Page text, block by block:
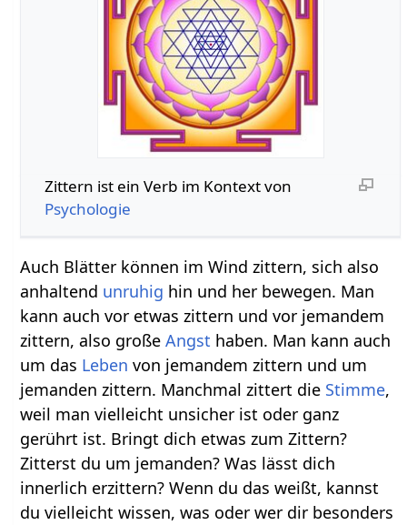
Zittern‏‎ ist ein Verb im Kontext von
Psychologie
Auch Blätter können im Wind zittern, sich also
anhaltend unruhig hin und her bewegen. Man
kann auch vor etwas zittern und vor jemandem
zittern, also großeAngst haben. Man kann auch
um das Leben von jemandem zittern und um
jemanden zittern. Manchmal zittert die Stimme,
weil man vielleicht unsicher ist oder ganz
gerührt ist. Bringt dich etwas zum Zittern?
Zitterst du um jemanden? Was lässt dich
innerlich erzittern? Wenn du das weißt, kannst
du vielleicht wissen, was oder wer dir besonders